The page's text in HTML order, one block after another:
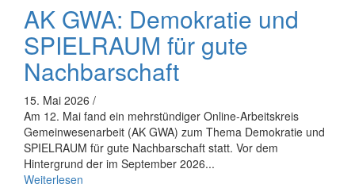
AK GWA: Demokratie und
SPIELRAUM für gute
Nachbarschaft
15. Mai 2026 /
Am 12. Mai fand ein mehrstündiger Online-Arbeitskreis
Gemeinwesenarbeit (AK GWA) zum Thema Demokratie und
SPIELRAUM für gute Nachbarschaft statt. Vor dem
Hintergrund der im September 2026...
Weiterlesen